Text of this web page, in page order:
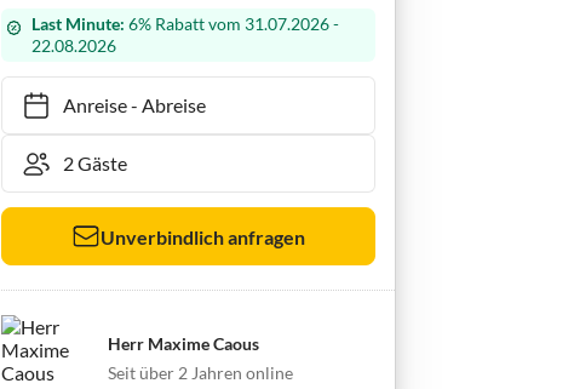
Last Minute: 6% Rabatt vom 31.07.2026 -
22.08.2026
Anreise- Abreise
Unverbindlich anfragen
Herr Maxime Caous
Seit über 2 Jahren online